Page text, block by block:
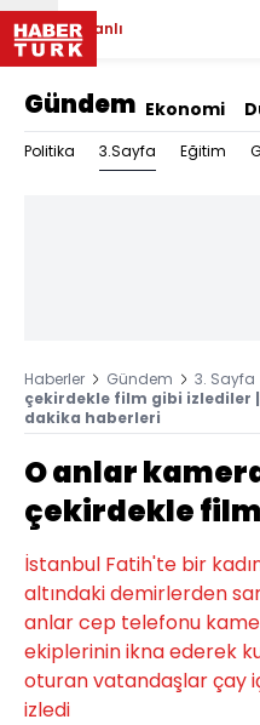
Canlı
Gündem Ekonomi
Politika 3.Sayfa Eğitim
Haberler Gündem 3. Sayfa
çekirdekle film gibi izlediler |
dakika haberleri
O anlar
çekirdekle
İstanbul Fatih'te bir
altındaki demirlerden
anlar cep telefonu
ekiplerinin ikna ederek
oturan vatandaşlar çay
izledi